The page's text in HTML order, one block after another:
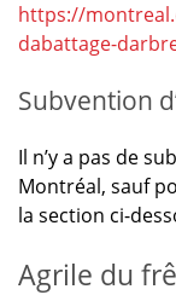
https://
dabattage-
Subvention
Il n’y a pas de
Montréal, sauf
la section ci-
Agrile du